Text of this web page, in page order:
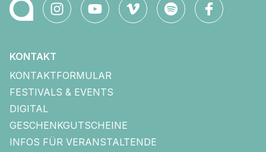
KONTAKT
KONTAKTFORMULAR
FESTIVALS & EVENTS
DIGITAL
GESCHENKGUTSCHEINE
INFOS FÜR VERANSTALTENDE